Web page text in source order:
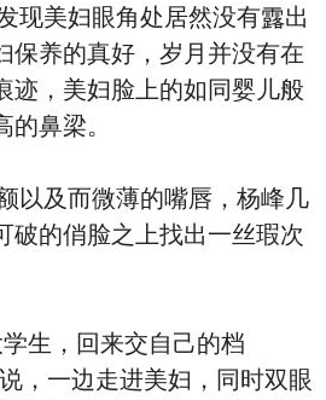
的真好，岁月并‮有没‬在‮
鼻梁。
以及而微薄的嘴唇，杨峰几
边走进美妇，‮时同‬双眼